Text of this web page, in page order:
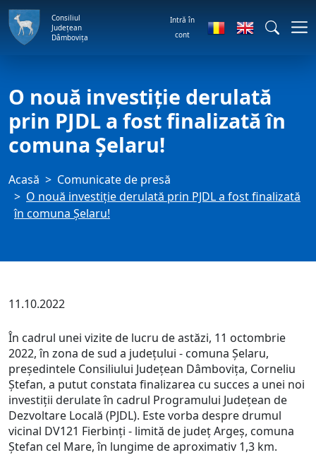
Consiliul
Județean
Dâmbovița
Intră în
cont
O nouă investiție derulată
prin PJDL a fost finalizată în
comuna Șelaru!
Acasă
Comunicate de presă
O nouă investiție derulată prin PJDL a fost finalizată
în comuna Șelaru!
11.10.2022
În cadrul unei vizite de lucru de astăzi, 11 octombrie
2022, în zona de sud a județului - comuna Șelaru,
președintele Consiliului Județean Dâmbovița, Corneliu
Ștefan, a putut constata finalizarea cu succes a unei noi
investiții derulate în cadrul Programului Județean de
Dezvoltare Locală (PJDL). Este vorba despre drumul
vicinal DV121 Fierbinți - limită de județ Argeș, comuna
Ștefan cel Mare, în lungime de aproximativ 1,3 km.